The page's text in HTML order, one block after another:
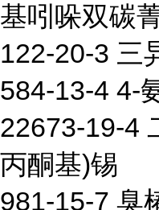
基吲哚双碳
122-20-3 三
584-13-4 4-
22673-19-4
丙酮基)锡
981-15-7 臭